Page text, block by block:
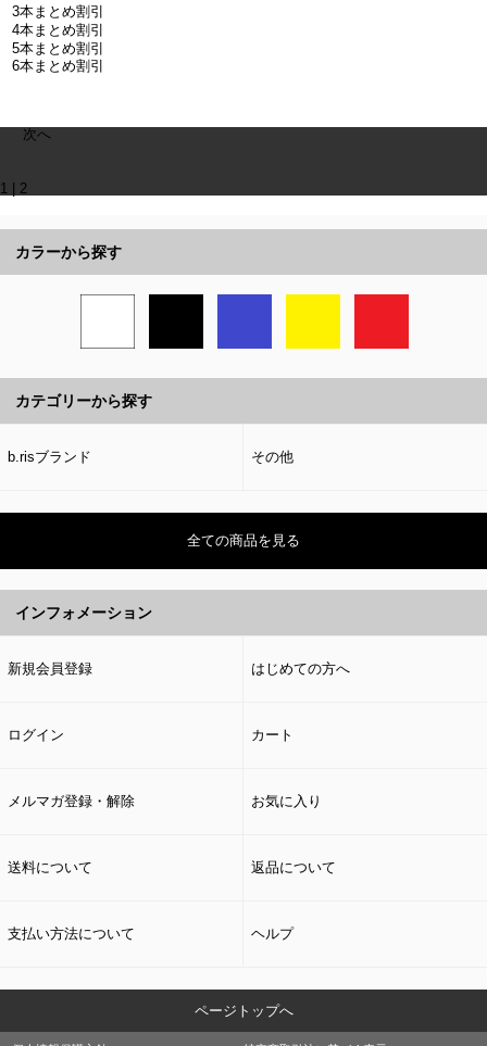
3本まとめ割引
4本まとめ割引
5本まとめ割引
6本まとめ割引
次へ
1 2
カラーから探す
カテゴリーから探す
b.risブランド その他
全ての商品を見る
インフォメーション
新規会員登録 はじめての方へ
ログイン カート
メルマガ登録・解除 お気に入り
送料について 返品について
支払い方法について ヘルプ
ページトップへ